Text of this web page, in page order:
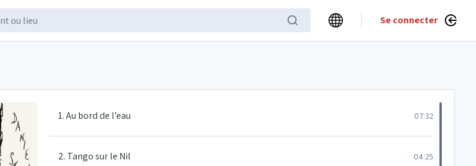
Se connecter
1. Au bord de l’eau 07:32
2. Tango sur le Nil 04:25